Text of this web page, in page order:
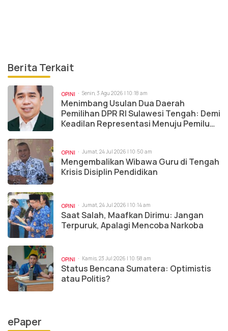
Berita Terkait
OPINI Senin, 3 Agu 2026 | 10:18 am
Menimbang Usulan Dua Daerah
Pemilihan DPR RI Sulawesi Tengah: Demi
Keadilan Representasi Menuju Pemilu
OPINI Jumat, 24 Jul 2026 | 10:50 am
Mengembalikan Wibawa Guru di Tengah
Krisis Disiplin Pendidikan
OPINI Jumat, 24 Jul 2026 | 10:14 am
Saat Salah, Maafkan Dirimu: Jangan
Terpuruk, Apalagi Mencoba Narkoba
OPINI Kamis, 23 Jul 2026 | 10:58 am
Status Bencana Sumatera: Optimistis
atau Politis?
ePaper